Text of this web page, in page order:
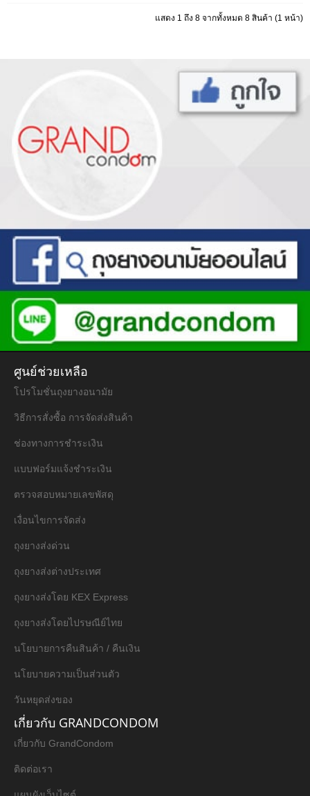
แสดง 1 ถึง 8 จากทั้งหมด 8 สินค้า (1 หน้า)
ศูนย์ช่วยเหลือ
โปรโมชั่นถุงยางอนามัย
วิธีการสั่งซื้อ การจัดส่งสินค้า
ช่องทางการชำระเงิน
แบบฟอร์มแจ้งชำระเงิน
ตรวจสอบหมายเลขพัสดุ
เงื่อนไขการจัดส่ง
ถุงยางส่งด่วน
ถุงยางส่งต่างประเทศ
ถุงยางส่งโดย KEX Express
ถุงยางส่งโดยไปรษณีย์ไทย
นโยบายการคืนสินค้า / คืนเงิน
นโยบายความเป็นส่วนตัว
วันหยุดส่งของ
เกี่ยวกับ GRANDCONDOM
เกี่ยวกับ GrandCondom
ติดต่อเรา